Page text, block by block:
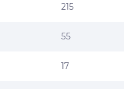
215
55
17